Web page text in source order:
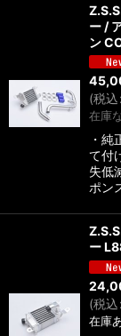
ー /
ン
(税込:
在庫
・
て付
失低
ポン
ー
(税込:
在庫